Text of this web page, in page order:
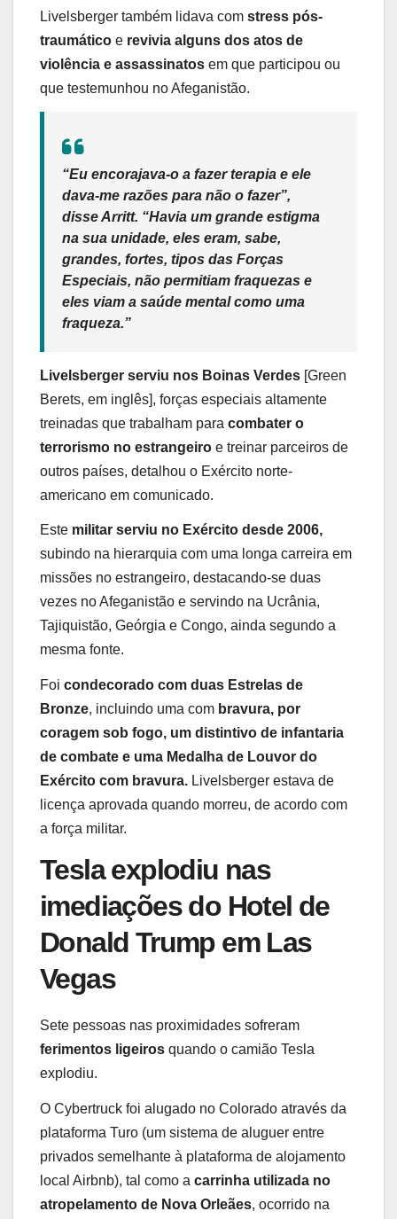
Livelsberger também lidava com stress pós-
traumático e revivia alguns dos atos de
violência e assassinatos em que participou ou
que testemunhou no Afeganistão.
“Eu encorajava-o a fazer terapia e ele
dava-me razões para não o fazer”,
disse Arritt. “Havia um grande estigma
na sua unidade, eles eram, sabe,
grandes, fortes, tipos das Forças
Especiais, não permitiam fraquezas e
eles viam a saúde mental como uma
fraqueza.”
Livelsberger serviu nos Boinas Verdes [Green
Berets, em inglês], forças especiais altamente
treinadas que trabalham para combater o
terrorismo no estrangeiro e treinar parceiros de
outros países, detalhou o Exército norte-
americano em comunicado.
Este militar serviu no Exército desde 2006,
subindo na hierarquia com uma longa carreira em
missões no estrangeiro, destacando-se duas
vezes no Afeganistão e servindo na Ucrânia,
Tajiquistão, Geórgia e Congo, ainda segundo a
mesma fonte.
Foi condecorado com duas Estrelas de
Bronze, incluindo uma com bravura, por
coragem sob fogo, um distintivo de infantaria
de combate e uma Medalha de Louvor do
Exército com bravura. Livelsberger estava de
licença aprovada quando morreu, de acordo com
a força militar.
Tesla explodiu nas
imediações do Hotel de
Donald Trump em Las
Vegas
Sete pessoas nas proximidades sofreram
ferimentos ligeiros quando o camião Tesla
explodiu.
O Cybertruck foi alugado no Colorado através da
plataforma Turo (um sistema de aluguer entre
privados semelhante à plataforma de alojamento
local Airbnb), tal como a carrinha utilizada no
atropelamento de Nova Orleães, ocorrido na